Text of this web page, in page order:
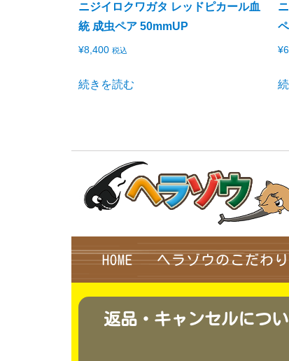
ニジイロクワガタ レッドピカール血
統 成虫ペア 50mmUP
¥8,400 税込
続きを読む
¥
HOME ヘラゾウのこだわり
返品・キャンセルにつ